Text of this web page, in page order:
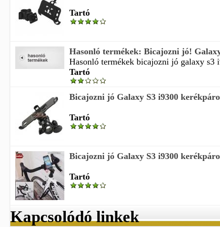
Tartó
Hasonló termékek: Bicajozni jó!
Hasonló termékek bicajozni jó galaxy s3
Tartó
Bicajozni jó Galaxy S3 i9300
Tartó
Bicajozni jó Galaxy S3 i9300
Tartó
Kapcsolódó linkek